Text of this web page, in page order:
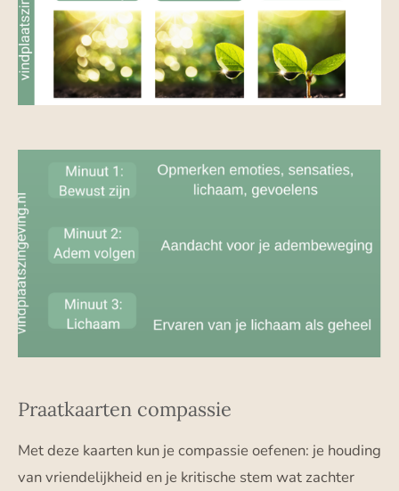
Praatkaarten compassie
Met deze kaarten kun je compassie oefenen: je houding
van vriendelijkheid en je kritische stem wat zachter